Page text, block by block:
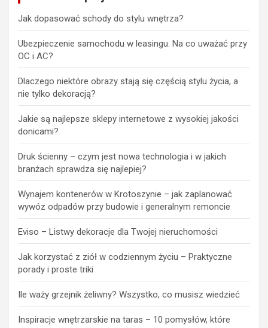
Jak dopasować schody do stylu wnętrza?
Ubezpieczenie samochodu w leasingu. Na co uważać przy
OC i AC?
Dlaczego niektóre obrazy stają się częścią stylu życia, a
nie tylko dekoracją?
Jakie są najlepsze sklepy internetowe z wysokiej jakości
donicami?
Druk ścienny – czym jest nowa technologia i w jakich
branżach sprawdza się najlepiej?
Wynajem kontenerów w Krotoszynie – jak zaplanować
wywóz odpadów przy budowie i generalnym remoncie
Eviso – Listwy dekoracje dla Twojej nieruchomości
Jak korzystać z ziół w codziennym życiu – Praktyczne
porady i proste triki
Ile waży grzejnik żeliwny? Wszystko, co musisz wiedzieć
Inspiracje wnętrzarskie na taras – 10 pomysłów, które